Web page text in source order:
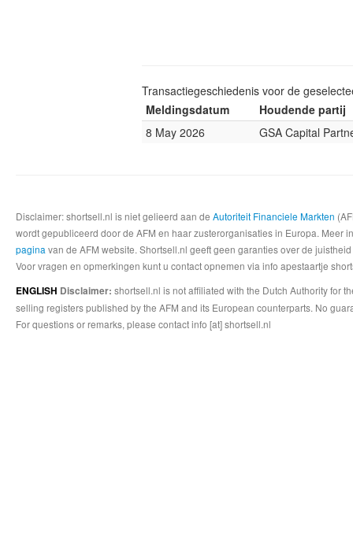
Transactiegeschiedenis voor de
Meldingsdatum
Houdende partij
8 May 2026
GSA Capital
Disclaimer: shortsell.nl is niet gelieerd aan de Autoriteit Financiele Markten
wordt gepubliceerd door de AFM en haar zusterorganisaties in Europa.
pagina van de AFM website. Shortsell.nl geeft geen garanties over de
Voor vragen en opmerkingen kunt u contact opnemen via info apestaartje
ENGLISH Disclaimer: shortsell.nl is not affiliated with the Dutch Authority for
selling registers published by the AFM and its European counterparts. No
For questions or remarks, please contact info [at] shortsell.nl